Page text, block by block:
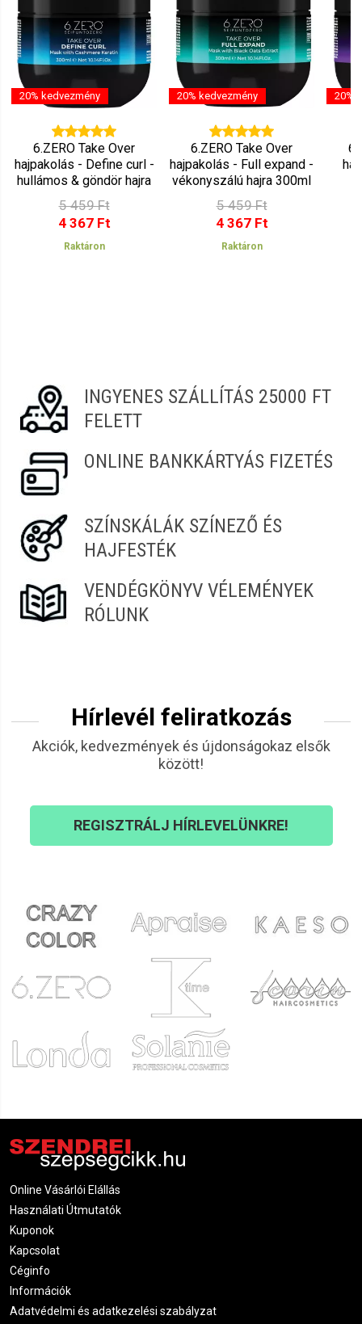
20% kedvezmény
6.ZERO Take Over
hajpakolás - Define curl -
hullámos & göndör hajra
300ml
5 459 Ft
4 367 Ft
Raktáron
20% kedvezmény
6.ZERO Take Over
hajpakolás - Full expand -
vékonyszálú hajra 300ml
5 459 Ft
4 367 Ft
Raktáron
20%
INGYENES SZÁLLÍTÁS 25000 FT
FELETT
ONLINE BANKKÁRTYÁS FIZETÉS
SZÍNSKÁLÁK SZÍNEZŐ ÉS
HAJFESTÉK
VENDÉGKÖNYV VÉLEMÉNYEK
RÓLUNK
Hírlevél feliratkozás
Akciók, kedvezmények és újdonságokaz elsők
között!
REGISZTRÁLJ HÍRLEVELÜNKRE!
Online Vásárlói Elállás
Használati Útmutatók
Kuponok
Kapcsolat
Céginfo
Információk
Adatvédelmi és adatkezelési szabályzat